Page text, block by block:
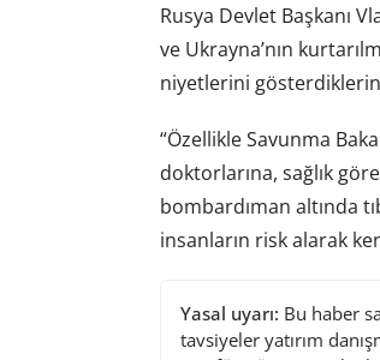
Rusya Devlet Başkanı
ve Ukrayna’nın
niyetlerini
“Özellikle Savunma
doktorlarına, sağlık
bombardıman altında
insanların risk alarak
Yasal uyarı: Bu haber
tavsiyeler yatırım